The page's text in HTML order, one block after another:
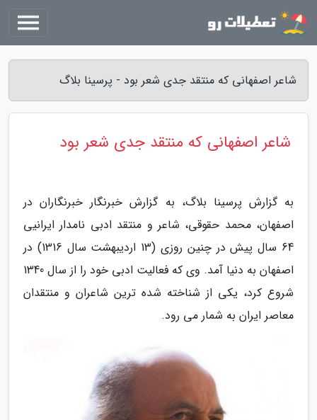
شاعر اصفهانی که منتقد جدی شعر بود - پرسینا بلاگ
شاعر اصفهانی که منتقد جدی شعر بود
به گزارش پرسینا بلاگ، به گزارش خبرنگار خبرنگاران در
اصفهان، محمد حقوقی، شاعر و منتقد ادبی نامدار ایرانیی
64 سال پیش در چنین روزی (13 اردیبهشت سال 1316) در
اصفهان به دنیا آمد. وی که فعالیت ادبی خود را از سال 1340
شروع کرد، یکی از شناخته شده ترین شاعران و منتقدان
معاصر ایران به شمار می رود.